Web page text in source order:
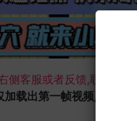
客服或者反馈,联系我们;
载出第一帧视频,且您的